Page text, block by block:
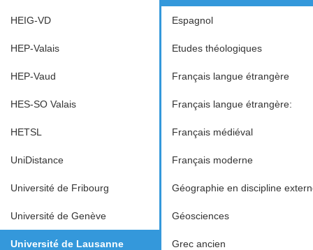
HEIG-VD
HEP-Valais
HEP-Vaud
HES-SO Valais
HETSL
UniDistance
Université de Fribourg
Université de Genève
Université de Lausanne
Espagnol
Etudes théologiques
Français langue étrangère
Français langue étrangère:
Français médiéval
Français moderne
Géographie en discipline
Géosciences
Grec ancien